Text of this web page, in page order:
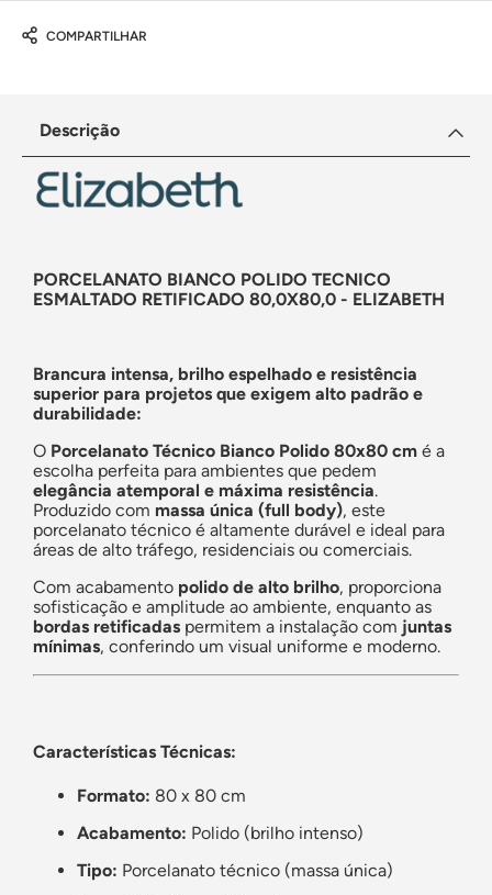
COMPARTILHAR
Descrição
PORCELANATO BIANCO POLIDO TECNICO
ESMALTADO RETIFICADO 80,0X80,0 - ELIZABETH
Brancura intensa, brilho espelhado e resistência
superior para projetos que exigem alto padrão e
durabilidade:
O Porcelanato Técnico Bianco Polido 80x80 cm é a
escolha perfeita para ambientes que pedem
elegância atemporal e máxima resistência.
Produzido com massa única (full body), este
porcelanato técnico é altamente durável e ideal para
áreas de alto tráfego, residenciais ou comerciais.
Com acabamento polido de alto brilho, proporciona
sofisticação e amplitude ao ambiente, enquanto as
bordas retificadas permitem a instalação com juntas
mínimas, conferindo um visual uniforme e moderno.
Características Técnicas:
Formato: 80 x 80 cm
Acabamento: Polido (brilho intenso)
Tipo: Porcelanato técnico (massa única)